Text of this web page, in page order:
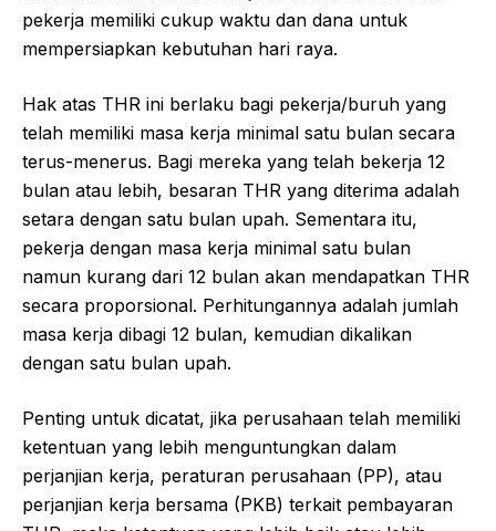
pekerja memiliki cukup waktu dan dana untuk
mempersiapkan kebutuhan hari raya.
Hak atas THR ini berlaku bagi pekerja/buruh yang
telah memiliki masa kerja minimal satu bulan secara
terus-menerus. Bagi mereka yang telah bekerja 12
bulan atau lebih, besaran THR yang diterima adalah
setara dengan satu bulan upah. Sementara itu,
pekerja dengan masa kerja minimal satu bulan
namun kurang dari 12 bulan akan mendapatkan THR
secara proporsional. Perhitungannya adalah jumlah
masa kerja dibagi 12 bulan, kemudian dikalikan
dengan satu bulan upah.
Penting untuk dicatat, jika perusahaan telah memiliki
ketentuan yang lebih menguntungkan dalam
perjanjian kerja, peraturan perusahaan (PP), atau
perjanjian kerja bersama (PKB) terkait pembayaran